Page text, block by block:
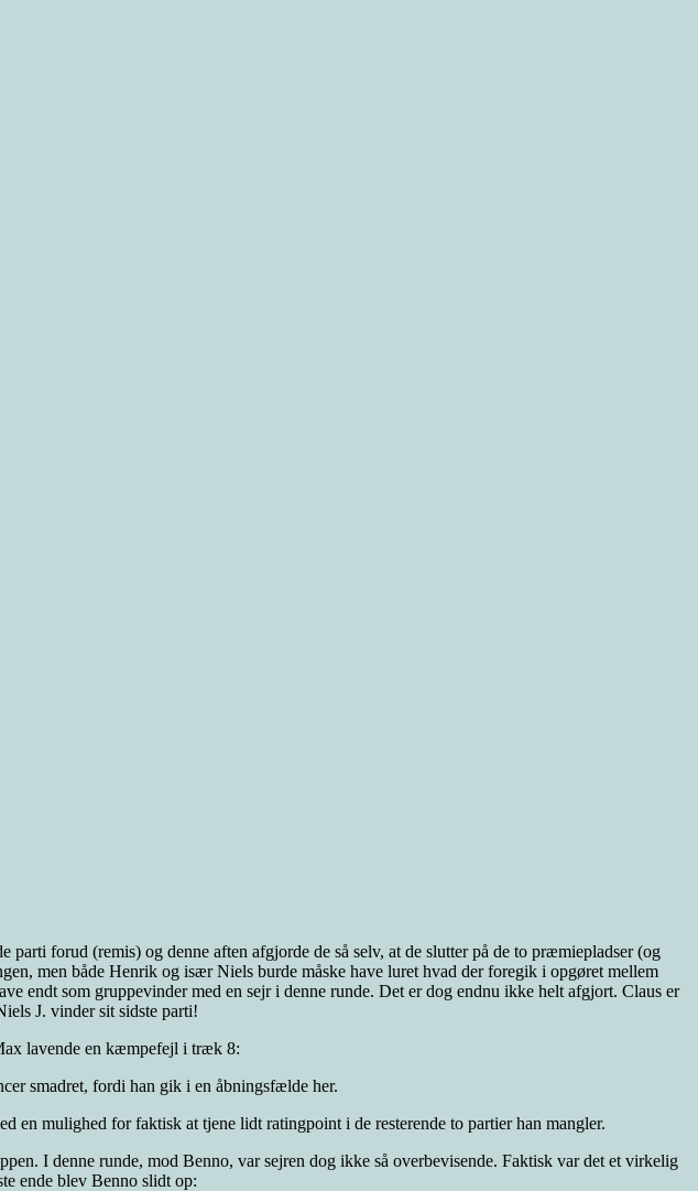
forud (remis) og denne aften afgjorde de så selv, at de slutter på de to præmiepladser (og
men både Henrik og især Niels burde måske have luret hvad der foregik i opgøret mellem
endt som gruppevinder med en sejr i denne runde. Det er dog endnu ikke helt afgjort. Claus er
J. vinder sit sidste parti!
lavende en kæmpefejl i træk 8:
smadret, fordi han gik i en åbningsfælde her.
mulighed for faktisk at tjene lidt ratingpoint i de resterende to partier han mangler.
I denne runde, mod Benno, var sejren dog ikke så overbevisende. Faktisk var det et virkelig
ende blev Benno slidt op: